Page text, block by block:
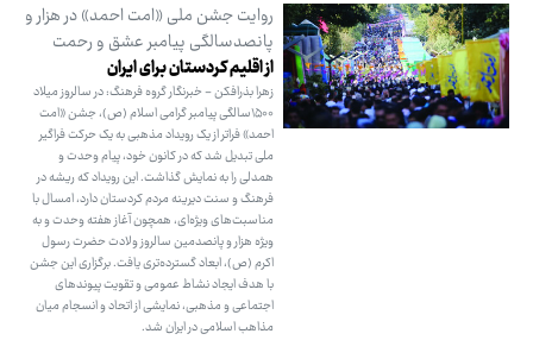
روایت جشن ملی «امت احمد» در هزار و
پانصدسالگی پیامبر عشق و رحمت
از اقلیم کردستان برای ایران
زهرا بذرافکن - خبرنگار گروه فرهنگ: در سالروز میلاد
۱۵۰۰سالگی پیامبر گرامی اسلام (ص)، جشن «امت
احمد» فراتر از یک رویداد مذهبی به یک حرکت فراگیر
ملی تبدیل شد که در کانون خود، پیام وحدت و
همدلی را به نمایش گذاشت. این رویداد که ریشه در
فرهنگ و سنت دیرینه مردم کردستان دارد، امسال با
مناسبت‌های ویژه‌ای، همچون آغاز هفته وحدت و به
ویژه هزار و پانصدمین سالروز ولادت حضرت رسول
اکرم (ص)، ابعاد گسترده‌تری یافت. برگزاری این جشن
با هدف ایجاد نشاط عمومی و تقویت پیوندهای
اجتماعی و مذهبی، نمایشی از اتحاد و انسجام میان
مذاهب اسلامی در ایران شد.